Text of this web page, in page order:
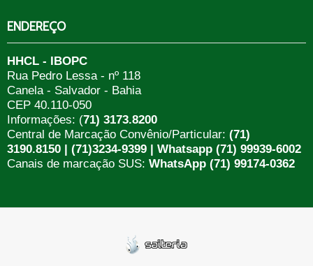
ENDEREÇO
HHCL - IBOPC
Rua Pedro Lessa - nº 118
Canela - Salvador - Bahia
CEP 40.110-050
Informações: (71) 3173.8200
Central de Marcação Convênio/Particular: (71)
3190.8150 | (71)3234-9399 | Whatsapp (71) 99939-6002
Canais de marcação SUS: WhatsApp (71) 99174-0362